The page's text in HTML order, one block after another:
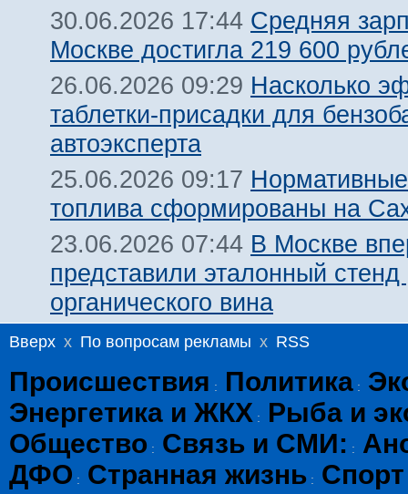
30.06.2026 17:44 Средняя
Москве достигла 219 600
26.06.2026 09:29 Насколько
таблетки-присадки для
автоэксперта
25.06.2026 09:17
топлива сформированы на
23.06.2026 07:44 В Москве
представили эталонный стенд
органического вина
Вверх x По вопросам рекламы x RSS
Происшествия : Политика :
Энергетика и ЖКХ :
Рыба и
Общество : Связь и СМИ: :
ДФО : Странная жизнь : Спорт